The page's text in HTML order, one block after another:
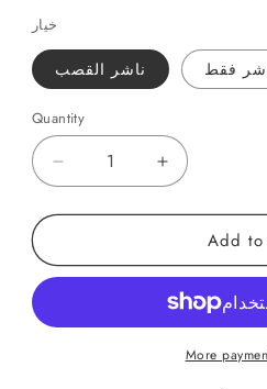
خيار
ناشر القصب
Quantity
Quantity
Decrease
quantity
for
العطرية
Increase
quantity
for
أوريجانو
العطرية
العطرية
من
Add to
More